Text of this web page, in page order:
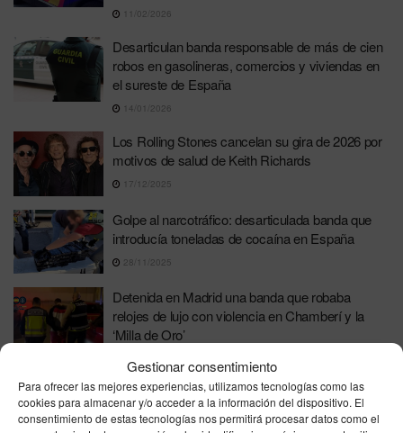
Gestionar consentimiento
Para ofrecer las mejores experiencias, utilizamos tecnologías como las
cookies para almacenar y/o acceder a la información del dispositivo. El
consentimiento de estas tecnologías nos permitirá procesar datos como el
11/02/2026
Desarticulan banda responsable de más de cien
robos en gasolineras, comercios y viviendas en
el sureste de España
14/01/2026
Los Rolling Stones cancelan su gira de 2026 por
motivos de salud de Keith Richards
17/12/2025
Golpe al narcotráfico: desarticulada banda que
introducía toneladas de cocaína en España
28/11/2025
Detenida en Madrid una banda que robaba
relojes de lujo con violencia en Chamberí y la
‘Milla de Oro’
La Policía frustra el plan de una ‘crew’ que usaba
disfraces de terror para vandalizar el metro de
Madrid